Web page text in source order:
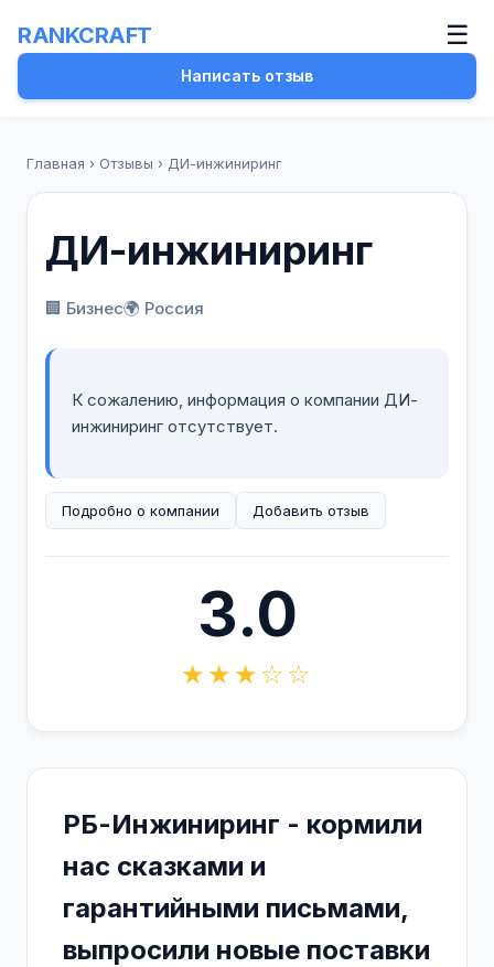
RANKCRAFT ☰
Написать отзыв
Главная › Отзывы › ДИ-инжиниринг
ДИ-инжиниринг
🏢 Бизнес🌍 Россия
К сожалению, информация о компании ДИ-
инжиниринг отсутствует.
Подробно о компании Добавить отзыв
3.0
★★★☆☆
РБ-Инжиниринг - кормили
нас сказками и
гарантийными письмами,
выпросили новые поставки